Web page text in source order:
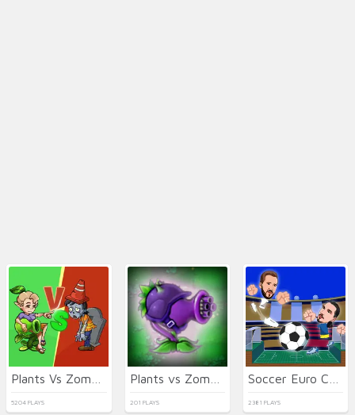
5204 PLAYS 201 PLAYS 2381 PLAYS